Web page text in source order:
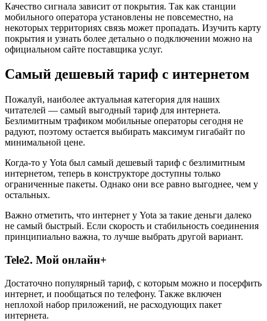
Качество сигнала зависит от покрытия. Так как станции
мобильного оператора установлены не повсеместно, на
некоторых территориях связь может пропадать. Изучить карту
покрытия и узнать более детально о подключении можно на
официальном сайте поставщика услуг.
Самый дешевый тариф с интернетом
Пожалуй, наиболее актуальная категория для наших
читателей — самый выгодный тариф для интернета.
Безлимитным трафиком мобильные операторы сегодня не
радуют, поэтому остается выбирать максимум гигабайт по
минимальной цене.
Когда-то у Yota был самый дешевый тариф с безлимитным
интернетом, теперь в конструкторе доступны только
ограниченные пакеты. Однако они все равно выгоднее, чем у
остальных.
Важно отметить, что интернет у Yota за такие деньги далеко
не самый быстрый. Если скорость и стабильность соединения
принципиально важна, то лучше выбрать другой вариант.
Tele2. Мой онлайн+
Достаточно популярный тариф, с которым можно и посерфить
интернет, и пообщаться по телефону. Также включен
неплохой набор приложений, не расходующих пакет
интернета.